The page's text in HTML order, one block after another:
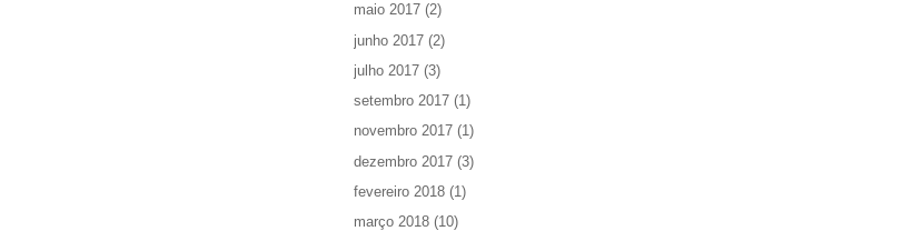
maio 2017 (2)
junho 2017 (2)
julho 2017 (3)
setembro 2017 (1)
novembro 2017 (1)
dezembro 2017 (3)
fevereiro 2018 (1)
março 2018 (10)